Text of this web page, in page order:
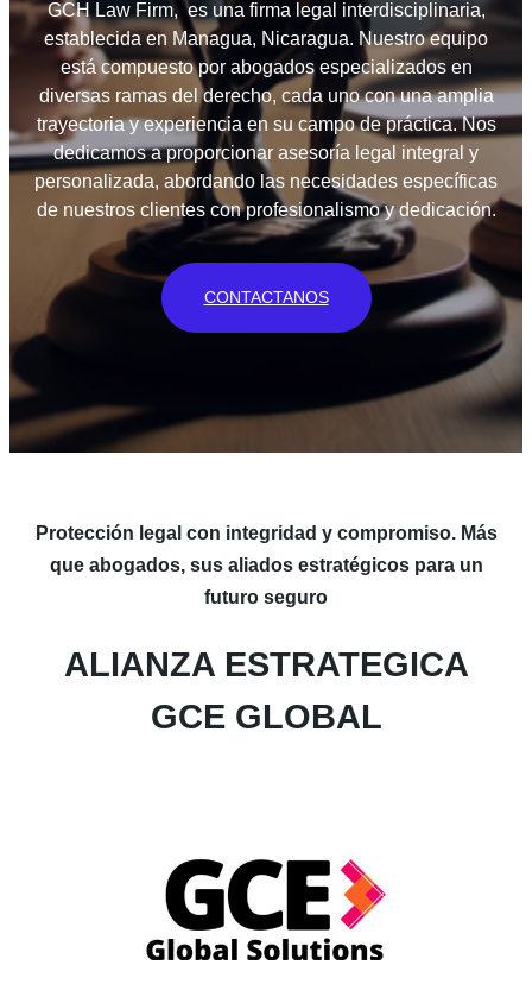
GCH Law Firm, es una firma legal interdisciplinaria,
establecida en Managua, Nicaragua. Nuestro equipo
está compuesto por abogados especializados en
diversas ramas del derecho, cada uno con una amplia
trayectoria y experiencia en su campo de práctica. Nos
dedicamos a proporcionar asesoría legal integral y
personalizada, abordando las necesidades específicas
de nuestros clientes con profesionalismo y dedicación.
CONTACTANOS
Protección legal con integridad y compromiso. Más
que abogados, sus aliados estratégicos para un
futuro seguro
ALIANZA ESTRATEGICA
GCE GLOBAL